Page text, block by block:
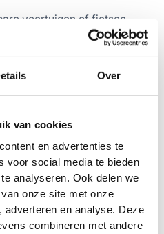
Over
van cookies
en advertenties te
voor social media te bieden
analyseren. Ook delen we
onze site met onze
adverteren en analyse. Deze
combineren met andere
voertuigen of fietsen
worden in de app
FAQ’s en onboarding
en inzichten maken
mogelijk
van groepen